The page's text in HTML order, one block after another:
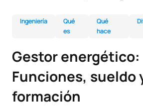
Ingeniería
Qué
es
Qué
hace
Gestor energético:
Funciones, sueldo
formación